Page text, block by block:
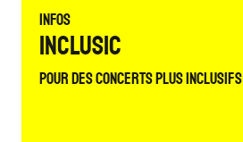
Infos
Inclusic
Pour des concerts plus inclusifs